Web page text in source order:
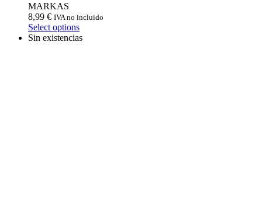
MARKAS
8,99 € IVA no incluido
Select options
Sin existencias